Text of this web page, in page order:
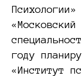
«Московский
году
«Институт